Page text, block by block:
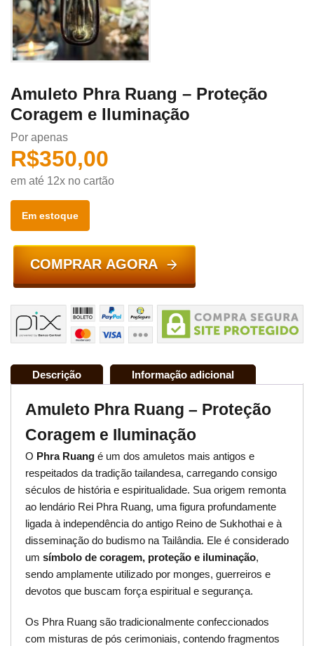
Amuleto Phra Ruang – Proteção
Coragem e Iluminação
Por apenas
R$350,00
em até 12x no cartão
Em estoque
COMPRAR AGORA
Descrição Informação adicional
Amuleto Phra Ruang – Proteção
Coragem e Iluminação
O Phra Ruang é um dos amuletos mais antigos e
respeitados da tradição tailandesa, carregando consigo
séculos de história e espiritualidade. Sua origem remonta
ao lendário Rei Phra Ruang, uma figura profundamente
ligada à independência do antigo Reino de Sukhothai e à
disseminação do budismo na Tailândia. Ele é considerado
um símbolo de coragem, proteção e iluminação,
sendo amplamente utilizado por monges, guerreiros e
devotos que buscam força espiritual e segurança.
Os Phra Ruang são tradicionalmente confeccionados
com misturas de pós cerimoniais, contendo fragmentos